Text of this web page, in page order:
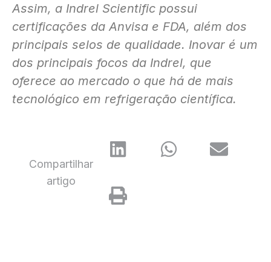
Assim, a Indrel Scientific possui
certificações da Anvisa e FDA, além dos
principais selos de qualidade. Inovar é um
dos principais focos da Indrel, que
oferece ao mercado o que há de mais
tecnológico em refrigeração científica.
Compartilhar
artigo